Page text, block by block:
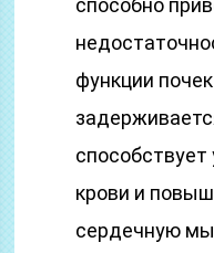
способно
функции
крови и
сердечную